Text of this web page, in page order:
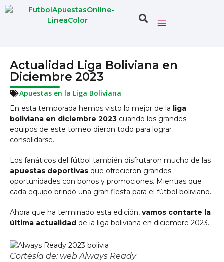
Actualidad Liga Boliviana en
Diciembre 2023
Apuestas en la Liga Boliviana
En esta temporada hemos visto lo mejor de la liga
boliviana en diciembre 2023 cuando los grandes
equipos de este torneo dieron todo para lograr
consolidarse.
Los fanáticos del fútbol también disfrutaron mucho de las
apuestas deportivas que ofrecieron grandes
oportunidades con bonos y promociones. Mientras que
cada equipo brindó una gran fiesta para el fútbol boliviano.
Ahora que ha terminado esta edición, vamos contarte la
última actualidad de la liga boliviana en diciembre 2023.
Cortesía de: web Always Ready